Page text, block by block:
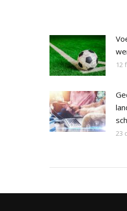
12
23